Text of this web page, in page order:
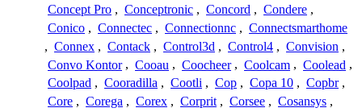
Concept Pro , Conceptronic , Concord , Condere ,
Conico , Connectec , Connectionnc , Connectsmarthome
, Connex , Contack , Control3d , Control4 , Convision ,
Convo Kontor , Cooau , Coocheer , Coolcam , Coolead ,
Coolpad , Cooradilla , Cootli , Cop , Copa 10 , Copbr ,
Core , Corega , Corex , Corprit , Corsee , Cosansys ,